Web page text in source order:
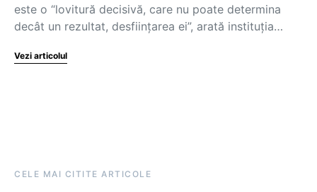
este o “lovitură decisivă, care nu poate determina
decât un rezultat, desființarea ei”, arată instituția…
Vezi articolul
CELE MAI CITITE ARTICOLE